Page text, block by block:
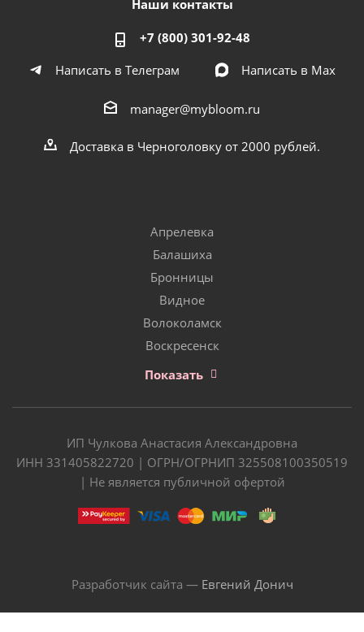
Наши контакты
+7 (800) 301-92-48
Написать в Телеграм
Написать в Мах
manager@mybloom.ru
Доставка в Черноголовку от 2000 рублей.
Апрелевка
Балашиха
Бронницы
Видное
Волоколамск
Воскресенск
Показать
ИП Чулкова Анастасия Александровна
ИНН 331405822720 | ОГРН/ОГРНИП 325508100350519
| Не является публичной офертой
Разработчик сайта — Евгений Донич